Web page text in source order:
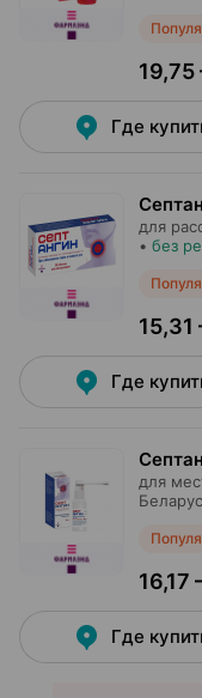
Где
для
• без
15,31
Где
для
16,17
Где